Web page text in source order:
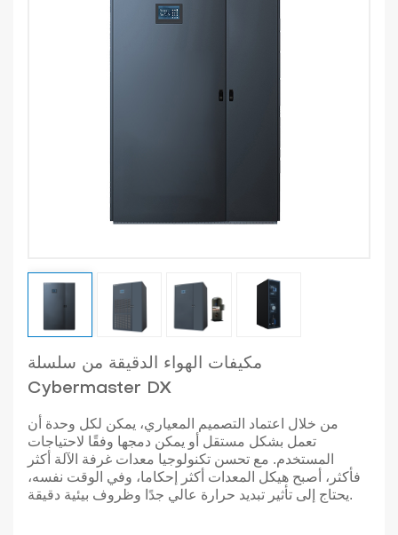
مكيفات الهواء الدقيقة من سلسلة
Cybermaster DX
من خلال اعتماد التصميم المعياري، يمكن لكل وحدة أن
تعمل بشكل مستقل أو يمكن دمجها وفقًا لاحتياجات
المستخدم. مع تحسن تكنولوجيا معدات غرفة الآلة أكثر
فأكثر، أصبح هيكل المعدات أكثر إحكاما، وفي الوقت نفسه،
يحتاج إلى تأثير تبديد حرارة عالي جدًا وظروف بيئية دقيقة.